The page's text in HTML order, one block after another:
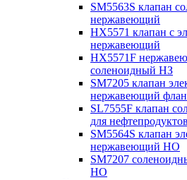
SM5563S клапан
нержавеющий
HX5571 клапан с
нержавеющий
HX5571F
соленоидный НЗ
SM7205 клапан
нержавеющий
SL7555F клапан
для
SM5564S клапан
нержавеющий НО
SM7207
НО